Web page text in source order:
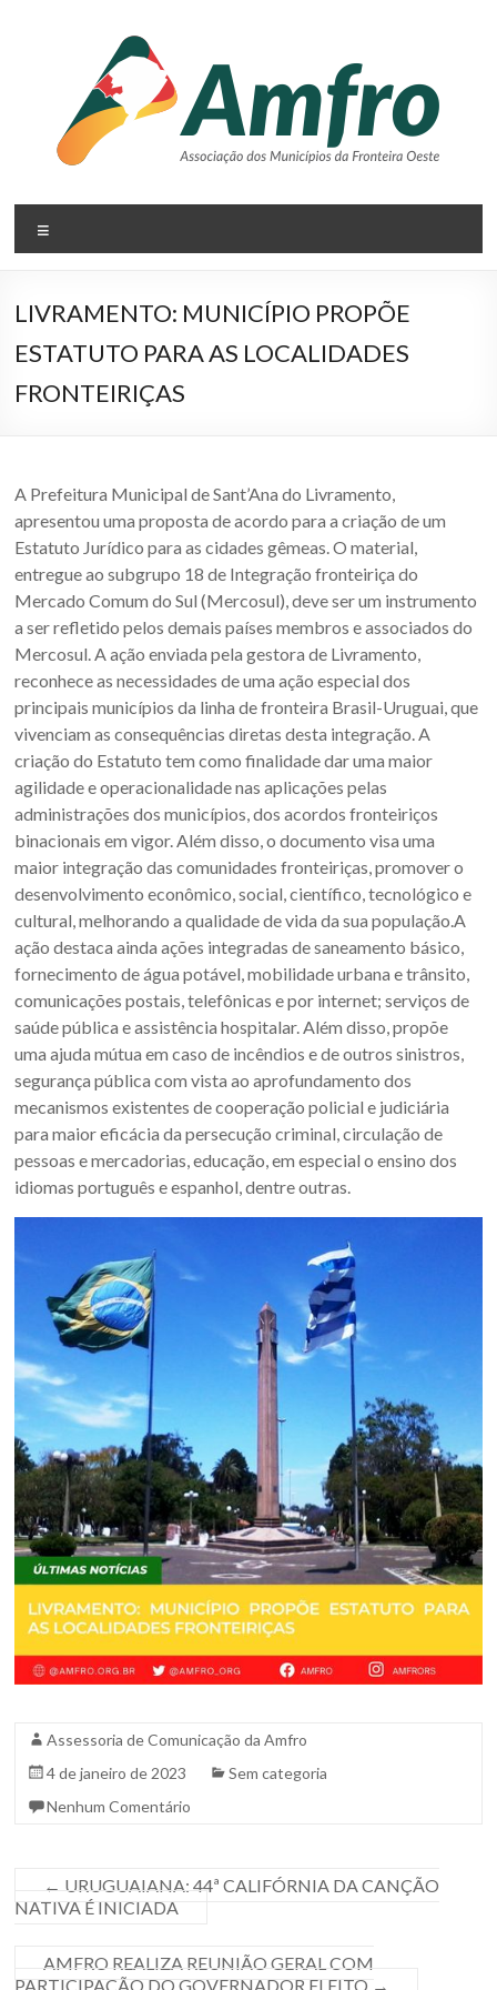
AMFRO
–
Associação
dos
Municípios
Oeste
–
RS
Site
da
Associação
dos
Municípios
da
Fronteira
Oeste
do
estado
do
Rio
Grande
do
Sul.
LIVRAMENTO: MUNICÍPIO PROPÕE
ESTATUTO PARA AS LOCALIDADES
FRONTEIRIÇAS
A Prefeitura Municipal de Sant’Ana do Livramento,
apresentou uma proposta de acordo para a criação de um
Estatuto Jurídico para as cidades gêmeas. O material,
entregue ao subgrupo 18 de Integração fronteiriça do
Mercado Comum do Sul (Mercosul), deve ser um instrumento
a ser refletido pelos demais países membros e associados do
Mercosul. A ação enviada pela gestora de Livramento,
reconhece as necessidades de uma ação especial dos
principais municípios da linha de fronteira Brasil-Uruguai, que
vivenciam as consequências diretas desta integração. A
criação do Estatuto tem como finalidade dar uma maior
agilidade e operacionalidade nas aplicações pelas
administrações dos municípios, dos acordos fronteiriços
binacionais em vigor. Além disso, o documento visa uma
maior integração das comunidades fronteiriças, promover o
desenvolvimento econômico, social, científico, tecnológico e
cultural, melhorando a qualidade de vida da sua população.A
ação destaca ainda ações integradas de saneamento básico,
fornecimento de água potável, mobilidade urbana e trânsito,
comunicações postais, telefônicas e por internet; serviços de
saúde pública e assistência hospitalar. Além disso, propõe
uma ajuda mútua em caso de incêndios e de outros sinistros,
segurança pública com vista ao aprofundamento dos
mecanismos existentes de cooperação policial e judiciária
para maior eficácia da persecução criminal, circulação de
pessoas e mercadorias, educação, em especial o ensino dos
idiomas português e espanhol, dentre outras.
Assessoria de Comunicação da Amfro
4 de janeiro de 2023
Sem categoria
Nenhum Comentário
← URUGUAIANA: 44ª CALIFÓRNIA DA CANÇÃO
NATIVA É INICIADA
AMFRO REALIZA REUNIÃO GERAL COM
PARTICIPAÇÃO DO GOVERNADOR ELEITO →